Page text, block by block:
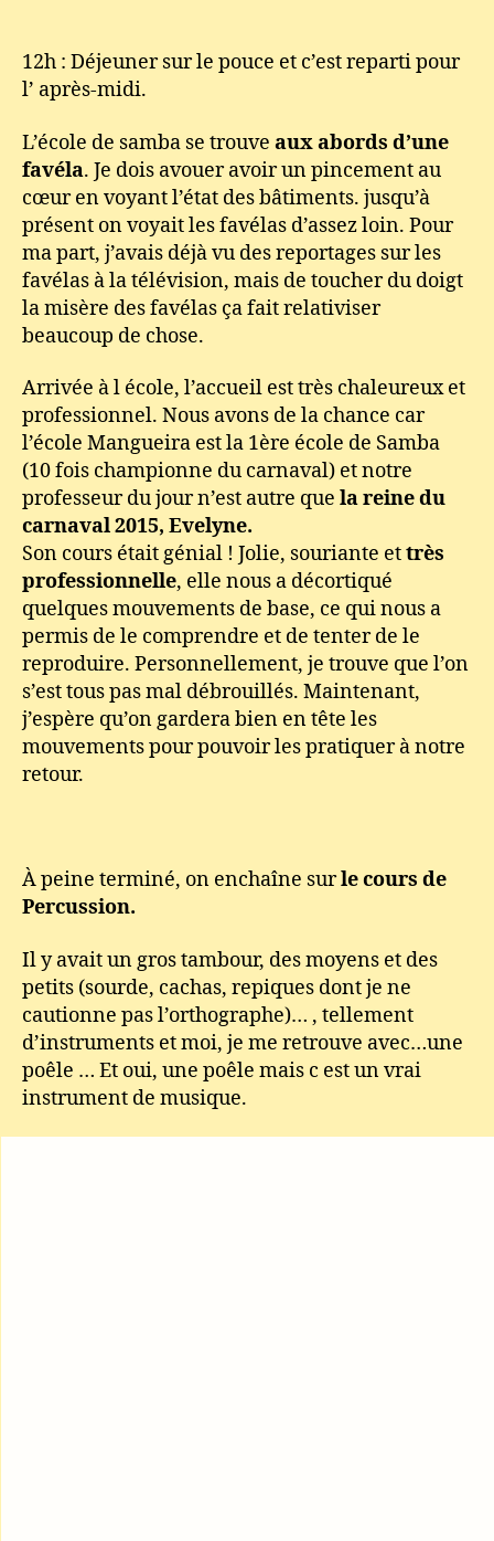
12h : Déjeuner sur le pouce et c’est reparti pour
l’ après-midi.
L’école de samba se trouve aux abords d’une
favéla. Je dois avouer avoir un pincement au
cœur en voyant l’état des bâtiments. jusqu’à
présent on voyait les favélas d’assez loin. Pour
ma part, j’avais déjà vu des reportages sur les
favélas à la télévision, mais de toucher du doigt
la misère des favélas ça fait relativiser
beaucoup de chose.
Arrivée à l école, l’accueil est très chaleureux et
professionnel. Nous avons de la chance car
l’école Mangueira est la 1ère école de Samba
(10 fois championne du carnaval) et notre
professeur du jour n’est autre que la reine du
carnaval 2015, Evelyne.
Son cours était génial ! Jolie, souriante ettrès
professionnelle, elle nous a décortiqué
quelques mouvements de base, ce qui nous a
permis de le comprendre et de tenter de le
reproduire. Personnellement, je trouve que l’on
s’est tous pas mal débrouillés. Maintenant,
j’espère qu’on gardera bien en tête les
mouvements pour pouvoir les pratiquer à notre
retour.
À peine terminé, on enchaîne surle cours de
Percussion.
Il y avait un gros tambour, des moyens et des
petits (sourde, cachas, repiques dont je ne
cautionne pas l’orthographe)… , tellement
d’instruments et moi, je me retrouve avec…une
poêle … Et oui, une poêle mais c est un vrai
instrument de musique.